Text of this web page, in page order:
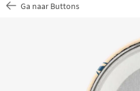
Ga naar Buttons